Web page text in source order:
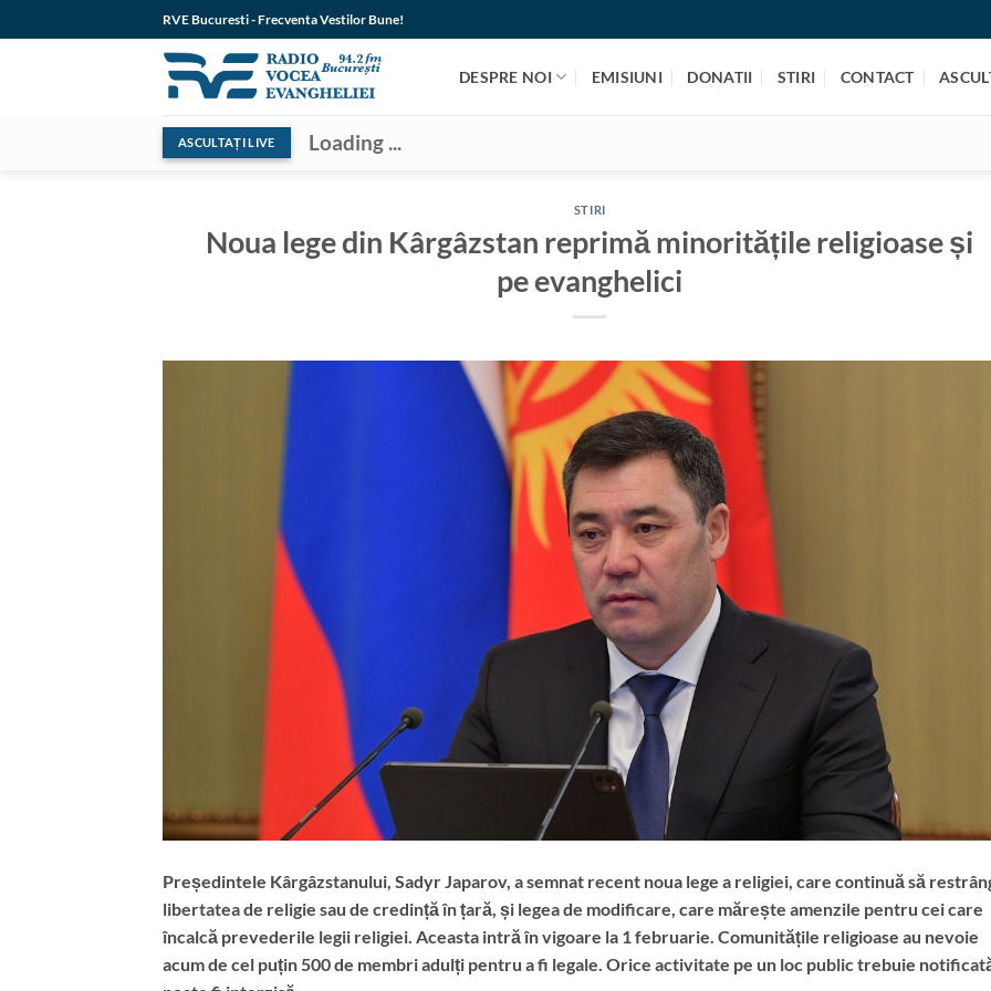
to
RVE Bucuresti - Frecventa Vestilor Bune!
DESPRE NOI EMISIUNI DONATII STIRI CONTACT
ASCULTAȚI LIVE Loading ...
STIRI
Noua lege din Kârgâzstan reprimă minoritățile religioase și
pe evanghelici
Președintele Kârgâzstanului, Sadyr Japarov, a semnat recent noua lege a religiei, care continuă să
libertatea de religie sau de credință în țară, și legea de modificare, care mărește amenzile pentru cei care
încalcă prevederile legii religiei. Aceasta intră în vigoare la 1 februarie. Comunitățile religioase au nevoie
acum de cel puțin 500 de membri adulți pentru a fi legale. Orice activitate pe un loc public trebuie